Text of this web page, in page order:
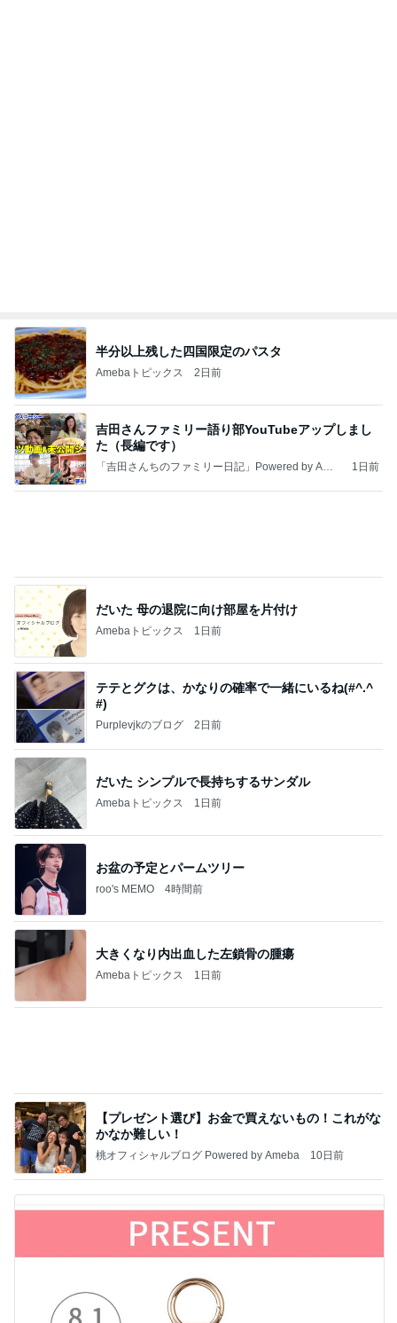
半分以上残した四国限定のパスタ
Amebaトピックス 2日前
吉田さんファミリー語り部YouTubeアップしまし
た（長編です）
「吉田さんちのファミリー日記」Powered by Ame
1日前
だいた 母の退院に向け部屋を片付け
Amebaトピックス 1日前
テテとグクは、かなりの確率で一緒にいるね(#^.^
#)
Purplevjkのブログ 2日前
だいた シンプルで長持ちするサンダル
Amebaトピックス 1日前
お盆の予定とパームツリー
roo's MEMO 4時間前
大きくなり内出血した左鎖骨の腫瘍
Amebaトピックス 1日前
【プレゼント選び】お金で買えないもの！これがな
かなか難しい！
桃オフィシャルブログ Powered by Ameba 10日前